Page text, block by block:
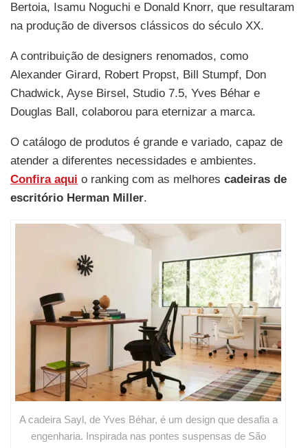
Bertoia, Isamu Noguchi e Donald Knorr, que resultaram
na produção de diversos clássicos do século XX.
A contribuição de designers renomados, como
Alexander Girard, Robert Propst, Bill Stumpf, Don
Chadwick, Ayse Birsel, Studio 7.5, Yves Béhar e
Douglas Ball, colaborou para eternizar a marca.
O catálogo de produtos é grande e variado, capaz de
atender a diferentes necessidades e ambientes.
Confira aqui o ranking com as melhorescadeiras de
escritório Herman Miller.
A cadeira Sayl, de Yves Béhar, é um design que desafia a
engenharia. Inspirada nas pontes suspensas de São